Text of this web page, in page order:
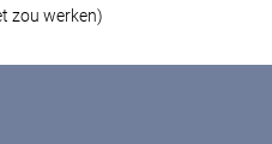
zou werken)